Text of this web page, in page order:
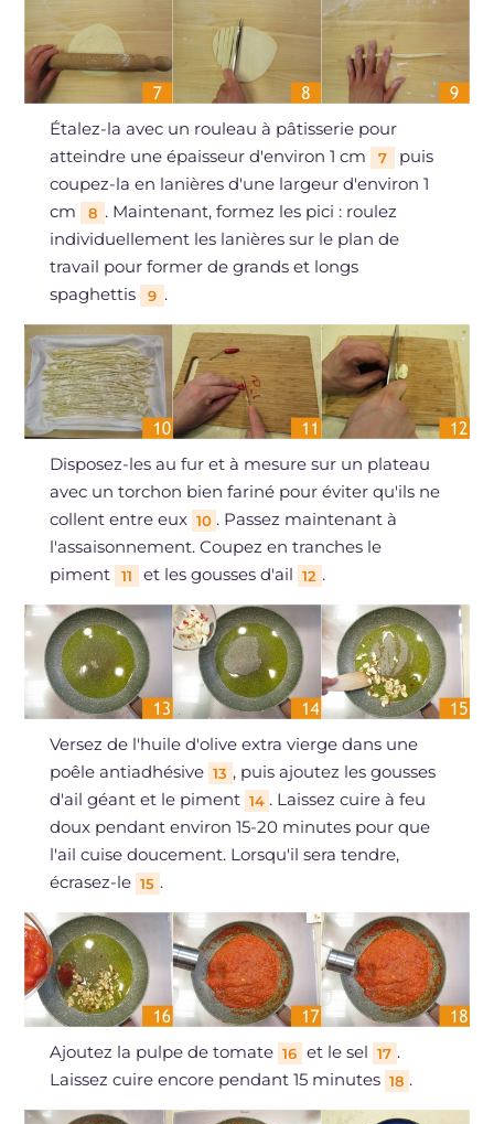
Étalez-la avec un rouleau à pâtisserie pour
atteindre une épaisseur d'environ 1 cm
7
puis
coupez-la en lanières d'une largeur d'environ 1
cm
8 . Maintenant, formez les pici : roulez
individuellement les lanières sur le plan de
travail pour former de grands et longs
spaghettis
9 .
Disposez-les au fur et à mesure sur un plateau
avec un torchon bien fariné pour éviter qu'ils ne
collent entre eux 10 . Passez maintenant à
l'assaisonnement. Coupez en tranches le
piment
11 et les gousses d'ail 12 .
Versez de l'huile d'olive extra vierge dans une
poêle antiadhésive 13 , puis ajoutez les gousses
d'ail géant et le piment 14 . Laissez cuire à feu
doux pendant environ 15-20 minutes pour que
l'ail cuise doucement. Lorsqu'il sera tendre,
écrasez-le 15 .
Ajoutez la pulpe de tomate 16 et le sel 17 .
Laissez cuire encore pendant 15 minutes 18 .